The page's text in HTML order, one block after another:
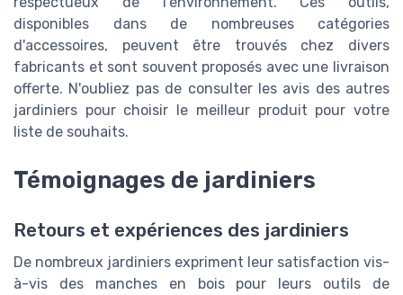
disponibles dans de nombreuses catégories
d'accessoires, peuvent être trouvés chez divers
fabricants et sont souvent proposés avec une livraison
offerte. N'oubliez pas de consulter les avis des autres
jardiniers pour choisir le meilleur produit pour votre
liste de souhaits.
Témoignages de jardiniers
Retours et expériences des jardiniers
De nombreux jardiniers expriment leur satisfaction vis-
à-vis des manches en bois pour leurs outils de